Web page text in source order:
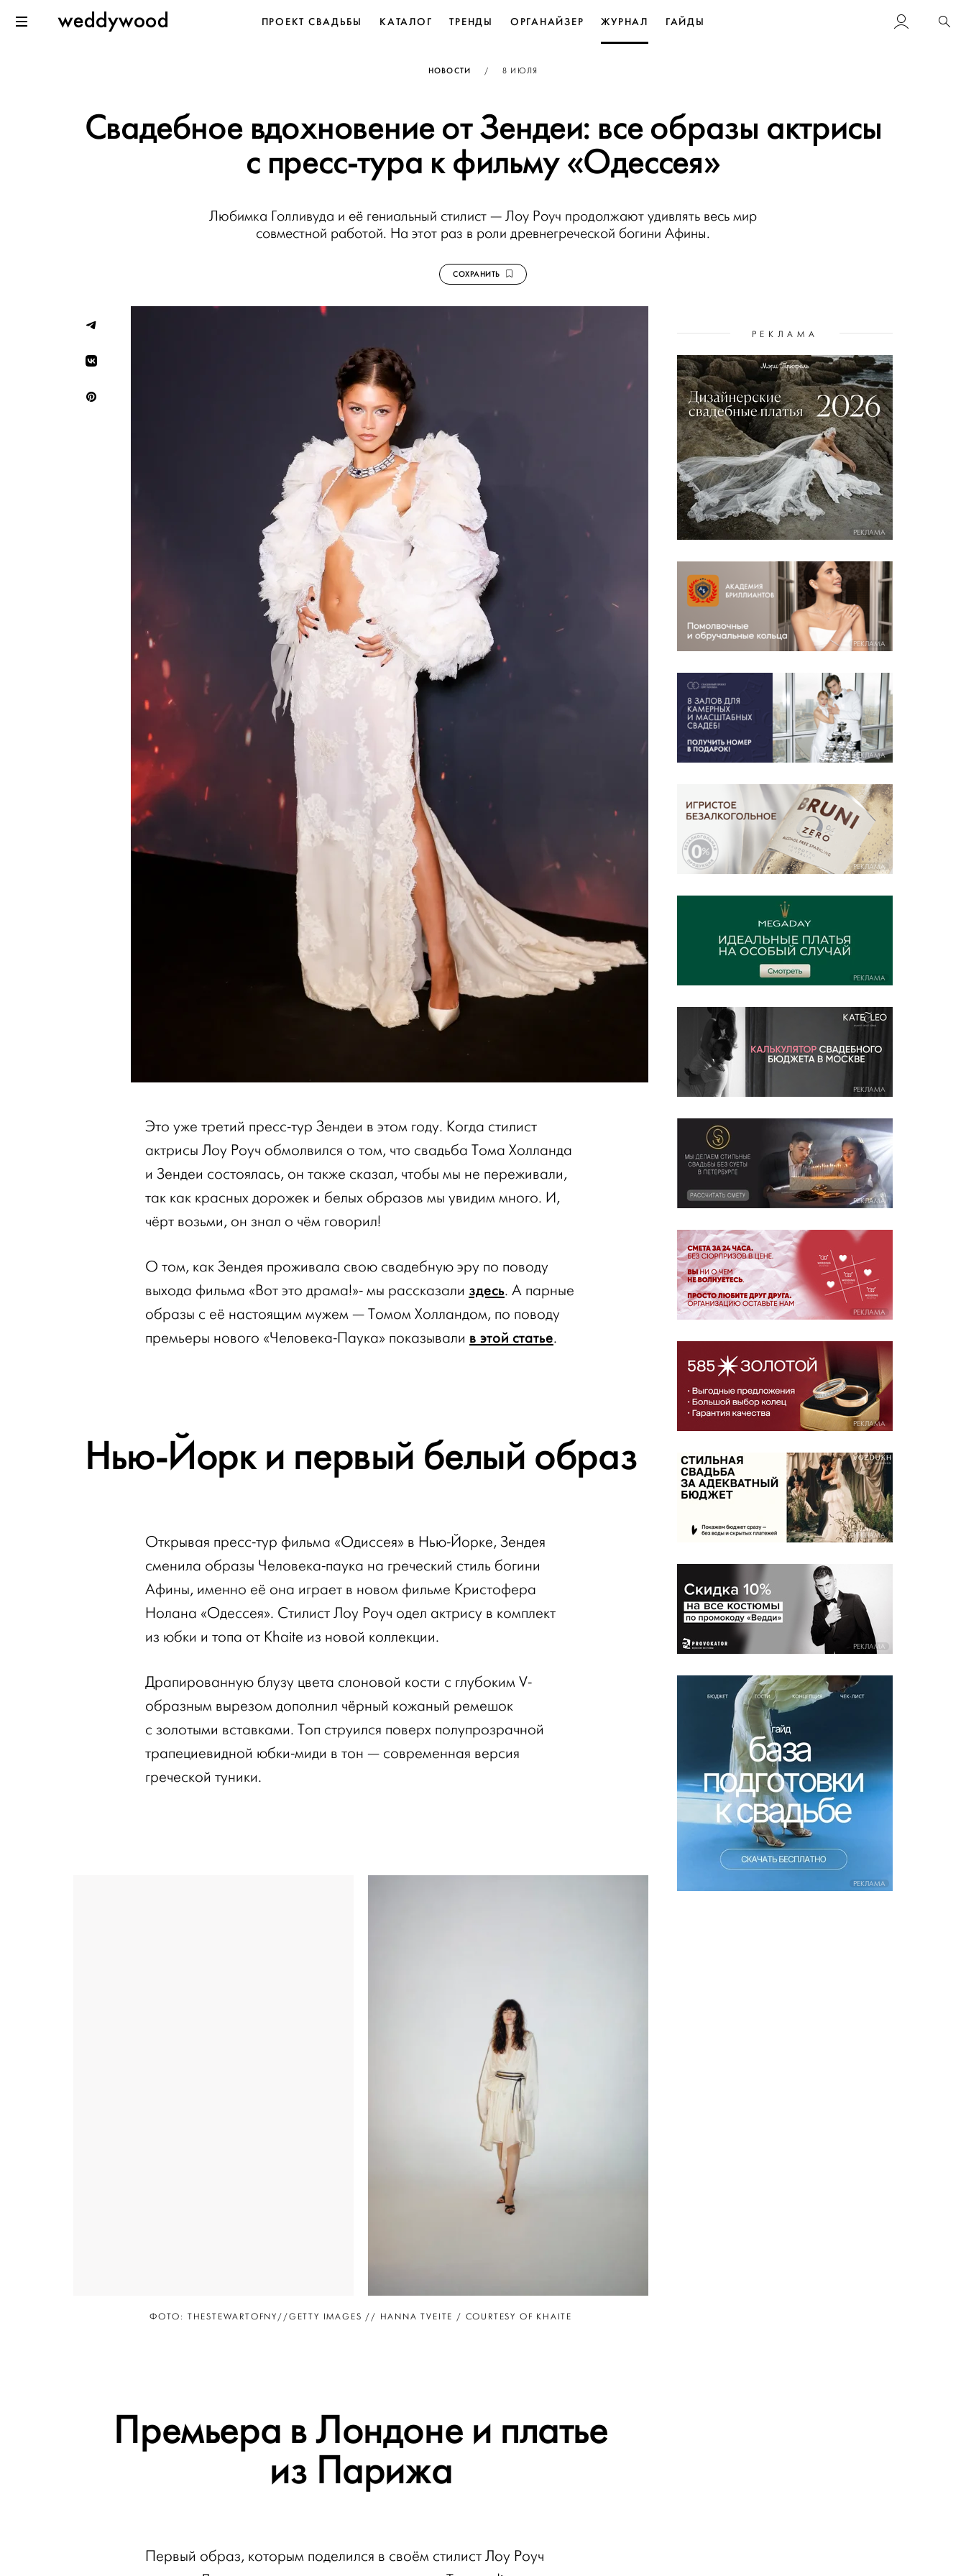
к содержанию
WeddywoodПРОЕКТ СВАДЬБЫ КАТАЛОГ ТРЕНДЫ ОРГАНАЙЗЕР ЖУРНАЛ ГАЙДЫ
НОВОСТИ / ОПУБЛИКОВАНО
8 ИЮЛЯ
Свадебное вдохновение от Зендеи: все образы актрисы
с пресс-тура к фильму «Одессея»
Любимка Голливуда и её гениальный стилист — Лоу Роуч продолжают удивлять весь мир
совместной работой. На этот раз в роли древнегреческой богини Афины.
СОХРАНИТЬ
Это уже третий пресс-тур Зендеи в этом году. Когда стилист
актрисы Лоу Роуч обмолвился о том, что свадьба Тома Холланда
и Зендеи состоялась, он также сказал, чтобы мы не переживали,
так как красных дорожек и белых образов мы увидим много. И,
чёрт возьми, он знал о чём говорил!
О том, как Зендея проживала свою свадебную эру по поводу
выхода фильма «Вот это драма!»- мы рассказали здесь. А парные
образы с её настоящим мужем — Томом Холландом, по поводу
премьеры нового «Человека-Паука» показывали в этой статье.
Нью-Йорк и первый белый образ
Открывая пресс-тур фильма «Одиссея» в Нью-Йорке, Зендея
сменила образы Человека-паука на греческий стиль богини
Афины, именно её она играет в новом фильме Кристофера
Нолана «Одессея». Стилист Лоу Роуч одел актрису в комплект
из юбки и топа от Khaite из новой коллекции.
Драпированную блузу цвета слоновой кости с глубоким V-
образным вырезом дополнил чёрный кожаный ремешок
с золотыми вставками. Топ струился поверх полупрозрачной
трапециевидной юбки-миди в тон — современная версия
греческой туники.
ФОТО: THESTEWARTOFNY //GETTY IMAGES // HANNA TVEITE / COURTESY OF KHAITE
Премьера в Лондоне и платье
из Парижа
Первый образ, которым поделился в своём стилист Лоу Роуч
РЕКЛАМА
РЕКЛАМА
РЕКЛАМА
РЕКЛАМА
РЕКЛАМА
РЕКЛАМА
РЕКЛАМА
РЕКЛАМА
РЕКЛАМА
РЕКЛАМА
РЕКЛАМА
РЕКЛАМА
РЕКЛАМА